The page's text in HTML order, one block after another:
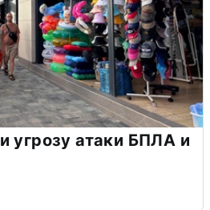
угрозу атаки БПЛА и